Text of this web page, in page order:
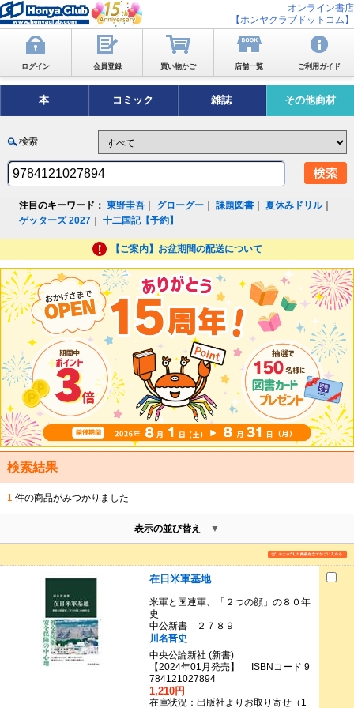
オンライン書店
【ホンヤクラブドットコム】
ログイン 会員登録 買い物かご 店舗一覧 ご利用ガイド
本 コミック 雑誌 その他商材
検索
注目のキーワード： 東野圭吾 グローグー ｜課題図書 ｜夏休みドリル｜
ゲッターズ 2027 ｜十二国記【予約】
【ご案内】お盆期間の配送について
検索結果
1 件の商品がみつかりました
表示の並び替え
在日米軍基地
米軍と国連軍、「２つの顔」の８０年
史
中公新書 ２７８９
川名晋史
中央公論新社 (新書)
【2024年01月発売】 ISBNコード 9
784121027894
1,210円
在庫状況：出版社よりお取り寄せ（1